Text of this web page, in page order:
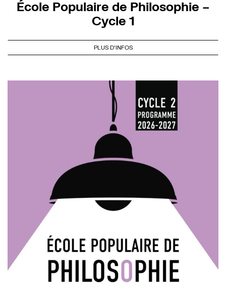
École Populaire de Philosophie –
Cycle 1
PLUS D'INFOS